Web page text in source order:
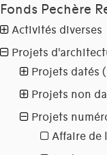
Fonds Pechère
Activités diverses
Projets
Projets datés
Projets non
Projets
Affaire de